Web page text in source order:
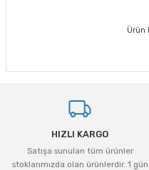
Ürün
HIZLI KARGO
Satışa sunulan tüm ürünler
stoklarımızda olan ürünlerdir. 1 gün